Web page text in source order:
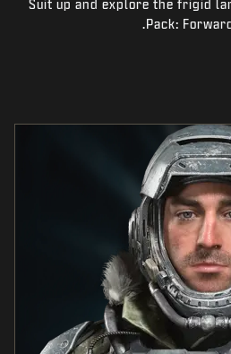
Suit up and explore the frigid
Pack: